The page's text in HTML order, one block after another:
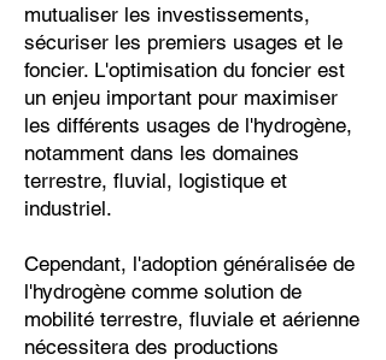
mutualiser les investissements,
sécuriser les premiers usages et le
foncier. L'optimisation du foncier est
un enjeu important pour maximiser
les différents usages de l'hydrogène,
notamment dans les domaines
terrestre, fluvial, logistique et
industriel.
Cependant, l'adoption généralisée de
l'hydrogène comme solution de
mobilité terrestre, fluviale et aérienne
nécessitera des productions